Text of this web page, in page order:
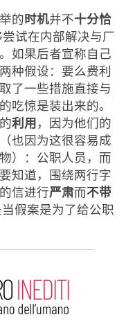
的时机并不十分恰
试在内部解决与厂
如果后者宣称自己
种假设：要么费利
了一些措施直接与
吃惊是装出来的。
利用，因为他们的
也因为这很容易成
）：公职人员，而
知道，围绕两行字
信进行严肃而不带
假案是为了给公职